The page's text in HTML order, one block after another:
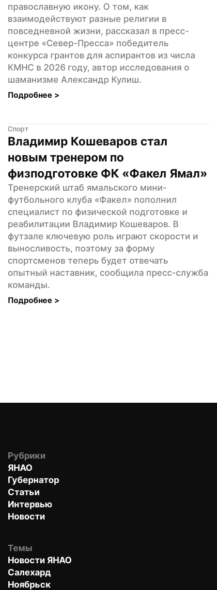
православную икону. О том, как
взаимодействуют разные религии в
повседневной жизни, рассказал в пресс-
центре «Север-Пресса» победитель
конкурса грантов для аспирантов из числа
КМНС в 2026 году, автор исследования о
шаманизме Александр Кулиш.
Подробнее >
Спорт
Владимир Кошеваров стал
новым тренером по
физподготовке ФК «Факел Ямал»
Тренерский штаб ямальского мини-
футбольного клуба «Факел» пополнил
специалист по физической подготовке и
реабилитации Владимир Кошеваров. В
футзале ключевую роль играют скорости и
выносливость, поэтому за форму
спортсменов теперь будет отвечать
опытный наставник, сообщила пресс-служба
команды.
Подробнее >
Рубрики
ЯНАО
Губернатор
Статьи
Интервью
Новости
Темы
Новости ЯНАО
Салехард
Ноябрьск